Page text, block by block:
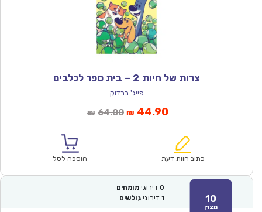
צרות של חיות 2 – בית ספר לכלבים
פייג' ברדוק
₪ 64.00המחיר
₪64.00.
₪ 44.90המחיר
הוא:
כתוב חוות דעת הוספה לסל
10
מצוין
0 דירוגי מומחים
1 דירוגי גולשים